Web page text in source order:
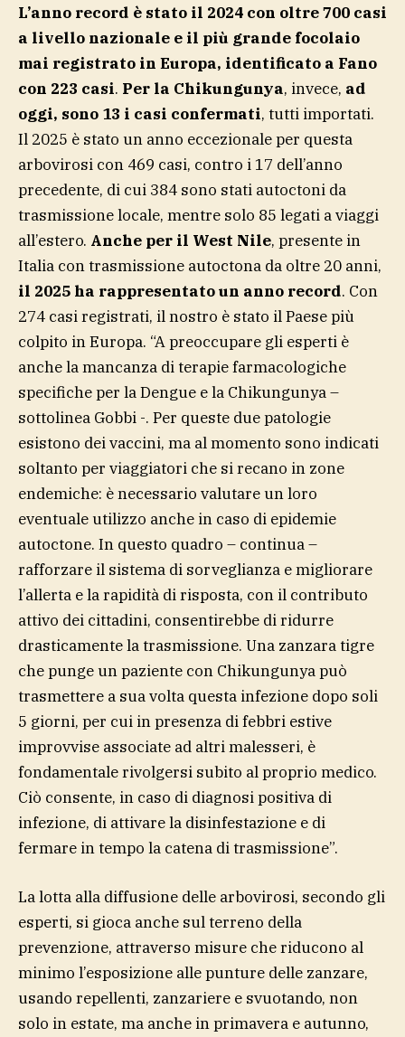
L’anno record è stato il 2024 con oltre 700 casi
a livello nazionale e il più grande focolaio
mai registrato in Europa, identificato a Fano
con 223 casi. Per la Chikungunya, invece, ad
oggi, sono 13 i casi confermati, tutti importati.
Il 2025 è stato un anno eccezionale per questa
arbovirosi con 469 casi, contro i 17 dell’anno
precedente, di cui 384 sono stati autoctoni da
trasmissione locale, mentre solo 85 legati a viaggi
all’estero. Anche per il West Nile, presente in
Italia con trasmissione autoctona da oltre 20 anni,
il 2025 ha rappresentato un anno record. Con
274 casi registrati, il nostro è stato il Paese più
colpito in Europa. “A preoccupare gli esperti è
anche la mancanza di terapie farmacologiche
specifiche per la Dengue e la Chikungunya –
sottolinea Gobbi -. Per queste due patologie
esistono dei vaccini, ma al momento sono indicati
soltanto per viaggiatori che si recano in zone
endemiche: è necessario valutare un loro
eventuale utilizzo anche in caso di epidemie
autoctone. In questo quadro – continua –
rafforzare il sistema di sorveglianza e migliorare
l’allerta e la rapidità di risposta, con il contributo
attivo dei cittadini, consentirebbe di ridurre
drasticamente la trasmissione. Una zanzara tigre
che punge un paziente con Chikungunya può
trasmettere a sua volta questa infezione dopo soli
5 giorni, per cui in presenza di febbri estive
improvvise associate ad altri malesseri, è
fondamentale rivolgersi subito al proprio medico.
Ciò consente, in caso di diagnosi positiva di
infezione, di attivare la disinfestazione e di
fermare in tempo la catena di trasmissione”.
La lotta alla diffusione delle arbovirosi, secondo gli
esperti, si gioca anche sul terreno della
prevenzione, attraverso misure che riducono al
minimo l’esposizione alle punture delle zanzare,
usando repellenti, zanzariere e svuotando, non
solo in estate, ma anche in primavera e autunno,